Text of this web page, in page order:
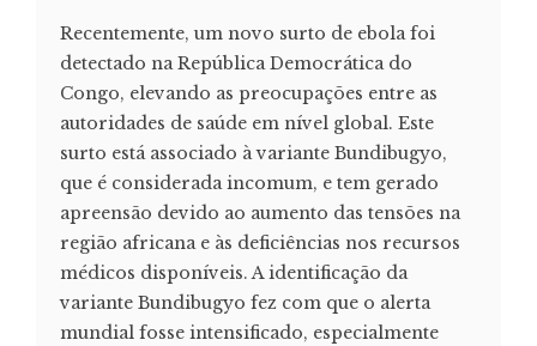
Recentemente, um novo surto de ebola foi
detectado na República Democrática do
Congo, elevando as preocupações entre as
autoridades de saúde em nível global. Este
surto está associado à variante Bundibugyo,
que é considerada incomum, e tem gerado
apreensão devido ao aumento das tensões na
região africana e às deficiências nos recursos
médicos disponíveis. A identificação da
variante Bundibugyo fez com que o alerta
mundial fosse intensificado, especialmente